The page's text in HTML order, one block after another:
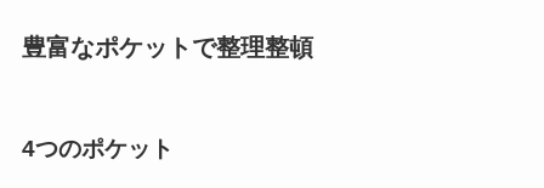
豊富なポケットで整理整頓
4つのポケット